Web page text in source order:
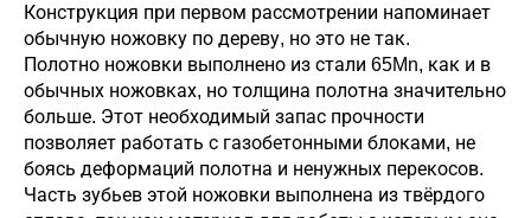
Конструкция при первом рассмотрении напоминает
обычную ножовку по дереву, но это не так.
Полотно ножовки выполнено из стали 65Mn, как и в
обычных ножовках, но толщина полотна значительно
больше. Этот необходимый запас прочности
позволяет работать с газобетонными блоками, не
боясь деформаций полотна и ненужных перекосов.
Часть зубьев этой ножовки выполнена из твёрдого